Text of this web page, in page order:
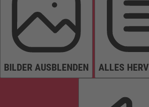
BILDER AUSBLENDEN ALLES